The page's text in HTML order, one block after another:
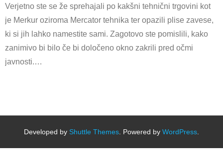
Verjetno ste se že sprehajali po kakšni tehnični trgovini kot
je Merkur oziroma Mercator tehnika ter opazili plise zavese,
ki si jih lahko namestite sami. Zagotovo ste pomislili, kako
zanimivo bi bilo če bi določeno okno zakrili pred očmi
javnosti.…
Developed by Shuttle Themes . Powered by WordPress